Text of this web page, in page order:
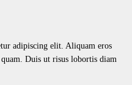
adipiscing elit. Aliquam eros
Duis ut risus lobortis diam